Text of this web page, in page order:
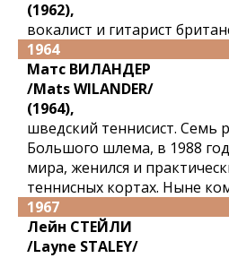
(1962),
вокалист и гитарист
1964
Матс ВИЛАНДЕР
/Mats WILANDER/
(1964),
шведский теннисист. Семь
Большого шлема, в 1988
мира, женился и
теннисных кортах. Ныне
1967
Лейн СТЕЙЛИ
/Layne STALEY/